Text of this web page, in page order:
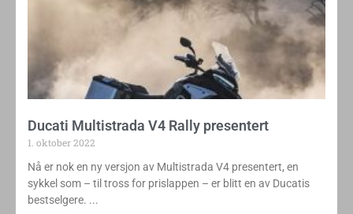
Ducati Multistrada V4 Rally presentert
1. oktober 2022
Nå er nok en ny versjon av Multistrada V4 presentert, en
sykkel som – til tross for prislappen – er blitt en av Ducatis
bestselgere.